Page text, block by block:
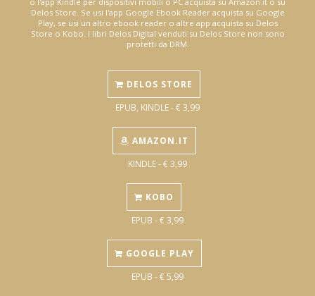
Delos Store. Se usi l'app Google Ebook Reader acquista su Google
Play, se usi un altro ebook reader o altre app acquista su Delos
Store o Kobo. I libri Delos Digital venduti su Delos Store non sono
protetti da DRM.
DELOS STORE
EPUB, KINDLE - € 3,99
AMAZON.IT
KINDLE - € 3,99
KOBO
EPUB - € 3,99
GOOGLE PLAY
EPUB - € 5,99